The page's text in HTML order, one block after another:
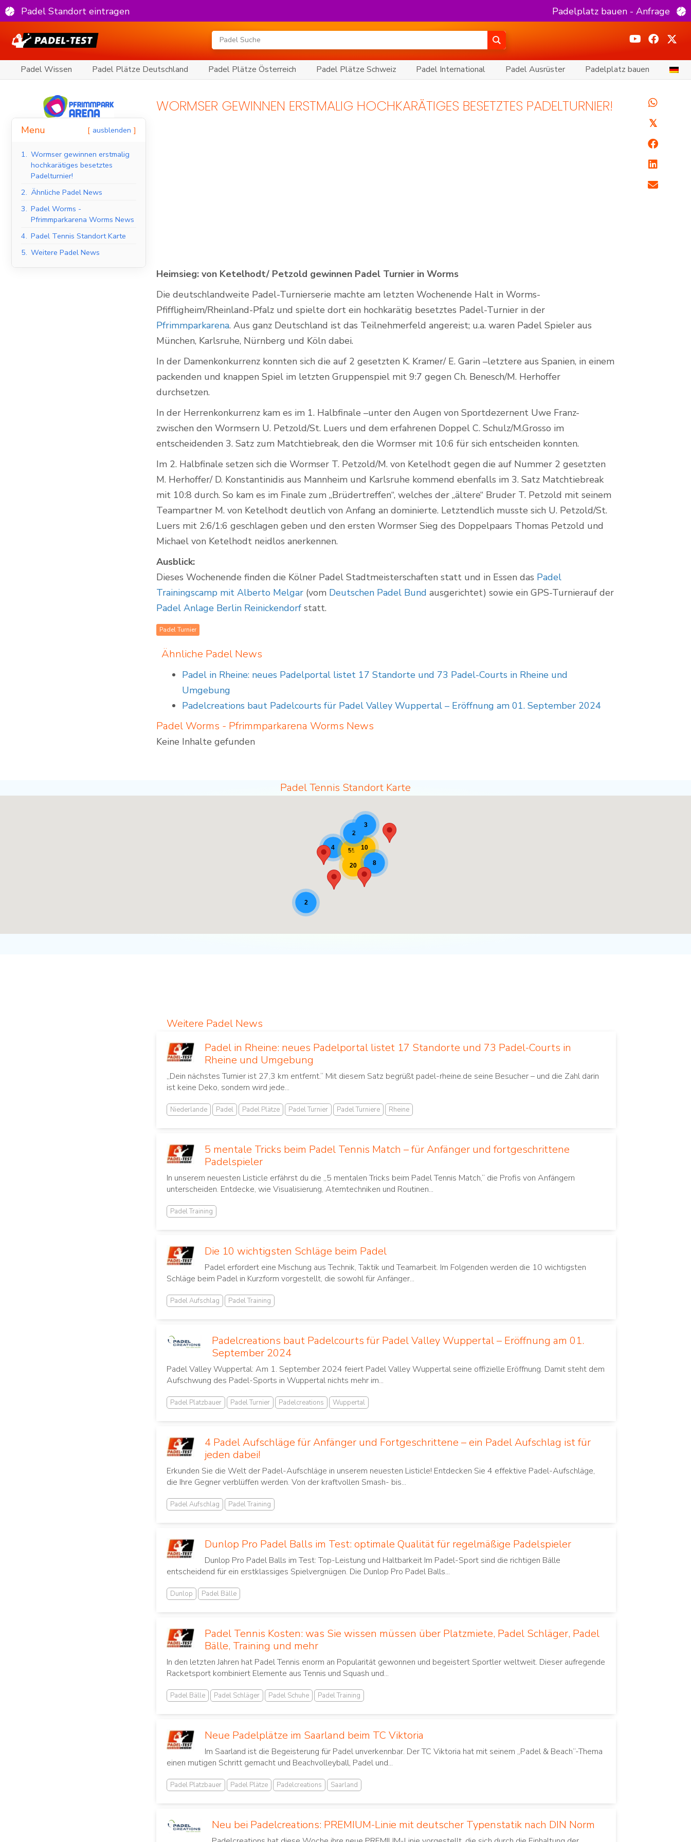
Padel Standort eintragen Padelplatz bauen - Anfrage
Padel Wissen Padel Plätze Deutschland Padel Plätze Österreich Padel Plätze Schweiz Padel International Padel Ausrüster Padelplatz bauen
Menu ausblenden
1. Wormser gewinnen erstmalig
hochkarätiges besetztes
Padelturnier!
2. Ähnliche Padel News
3. Padel Worms -
Pfrimmparkarena Worms News
4. Padel Tennis Standort Karte
5. Weitere Padel News
WORMSER GEWINNEN ERSTMALIG HOCHKARÄTIGES BESETZTES PADELTURNIER!
Heimsieg: von Ketelhodt/ Petzold gewinnen Padel Turnier in Worms
Die deutschlandweite Padel-Turnierserie machte am letzten Wochenende Halt in Worms-
Pfiffligheim/Rheinland-Pfalz und spielte dort ein hochkarätig besetztes Padel-Turnier in der
Pfrimmparkarena. Aus ganz Deutschland ist das Teilnehmerfeld angereist; u.a. waren Padel Spieler aus
München, Karlsruhe, Nürnberg und Köln dabei.
In der Damenkonkurrenz konnten sich die auf 2 gesetzten K. Kramer/ E. Garin –letztere aus Spanien, in einem
packenden und knappen Spiel im letzten Gruppenspiel mit 9:7 gegen Ch. Benesch/M. Herhoffer
durchsetzen.
In der Herrenkonkurrenz kam es im 1. Halbfinale –unter den Augen von Sportdezernent Uwe Franz-
zwischen den Wormsern U. Petzold/St. Luers und dem erfahrenen Doppel C. Schulz/M.Grosso im
entscheidenden 3. Satz zum Matchtiebreak, den die Wormser mit 10:6 für sich entscheiden konnten.
Im 2. Halbfinale setzen sich die Wormser T. Petzold/M. von Ketelhodt gegen die auf Nummer 2 gesetzten
M. Herhoffer/ D. Konstantinidis aus Mannheim und Karlsruhe kommend ebenfalls im 3. Satz Matchtiebreak
mit 10:8 durch. So kam es im Finale zum „Brüdertreffen“, welches der „ältere“ Bruder T. Petzold mit seinem
Teampartner M. von Ketelhodt deutlich von Anfang an dominierte. Letztendlich musste sich U. Petzold/St.
Luers mit 2:6/1:6 geschlagen geben und den ersten Wormser Sieg des Doppelpaars Thomas Petzold und
Michael von Ketelhodt neidlos anerkennen.
Ausblick:
Dieses Wochenende finden die Kölner Padel Stadtmeisterschaften statt und in Essen das Padel
Trainingscamp mit Alberto Melgar (vom Deutschen Padel Bund ausgerichtet) sowie ein GPS-Turnierauf der
Padel Anlage Berlin Reinickendorfstatt.
Padel Turnier
Ähnliche Padel News
Padel in Rheine: neues Padelportal listet 17 Standorte und 73 Padel-Courts in Rheine und
Umgebung
Padelcreations baut Padelcourts für Padel Valley Wuppertal – Eröffnung am 01. September 2024
Padel Worms - Pfrimmparkarena Worms News
Keine Inhalte gefunden
𝕏
Padel Tennis Standort Karte
4 55 10
20
2
2
8
3
Weitere Padel News
Padel in Rheine: neues Padelportal listet 17 Standorte und 73 Padel-Courts in
Rheine und Umgebung
„Dein nächstes Turnier ist 27,3 km entfernt.“ Mit diesem Satz begrüßt padel-rheine.de seine Besucher – und die Zahl darin
ist keine Deko, sondern wird jede...
Niederlande Padel Padel Plätze Padel Turnier Padel Turniere Rheine
5 mentale Tricks beim Padel Tennis Match – für Anfänger und fortgeschrittene
Padelspieler
In unserem neuesten Listicle erfährst du die „5 mentalen Tricks beim Padel Tennis Match,“ die Profis von Anfängern
unterscheiden. Entdecke, wie Visualisierung, Atemtechniken und Routinen...
Padel Training
Die 10 wichtigsten Schläge beim Padel
Padel erfordert eine Mischung aus Technik, Taktik und Teamarbeit. Im Folgenden werden die 10 wichtigsten
Schläge beim Padel in Kurzform vorgestellt, die sowohl für Anfänger...
Padel Aufschlag Padel Training
Padelcreations baut Padelcourts für Padel Valley Wuppertal – Eröffnung am 01.
September 2024
Padel Valley Wuppertal: Am 1. September 2024 feiert Padel Valley Wuppertal seine offizielle Eröffnung. Damit steht dem
Aufschwung des Padel-Sports in Wuppertal nichts mehr im...
Padel Platzbauer Padel Turnier Padelcreations Wuppertal
4 Padel Aufschläge für Anfänger und Fortgeschrittene – ein Padel Aufschlag ist für
jeden dabei!
Erkunden Sie die Welt der Padel-Aufschläge in unserem neuesten Listicle! Entdecken Sie 4 effektive Padel-Aufschläge,
die Ihre Gegner verblüffen werden. Von der kraftvollen Smash- bis...
Padel Aufschlag Padel Training
Dunlop Pro Padel Balls im Test: optimale Qualität für regelmäßige Padelspieler
Dunlop Pro Padel Balls im Test: Top-Leistung und Haltbarkeit Im Padel-Sport sind die richtigen Bälle
entscheidend für ein erstklassiges Spielvergnügen. Die Dunlop Pro Padel Balls...
Dunlop Padel Bälle
Padel Tennis Kosten: was Sie wissen müssen über Platzmiete, Padel Schläger, Padel
Bälle, Training und mehr
In den letzten Jahren hat Padel Tennis ‌enorm an Popularität⁢ gewonnen und begeistert Sportler ⁤weltweit. Dieser⁤ aufregende
Racketsport ⁣kombiniert Elemente aus Tennis und Squash und...
Padel Bälle Padel Schläger Padel Schuhe Padel Training
Neue Padelplätze im Saarland beim TC Viktoria
Im Saarland ist die Begeisterung für Padel unverkennbar. Der TC Viktoria hat mit seinem „Padel & Beach“-Thema
einen mutigen Schritt gemacht und Beachvolleyball, Padel und...
Padel Platzbauer Padel Plätze Padelcreations Saarland
Neu bei Padelcreations: PREMIUM-Linie mit deutscher Typenstatik nach DIN Norm
Indoor Padel Courts Outdoor Padel Courts